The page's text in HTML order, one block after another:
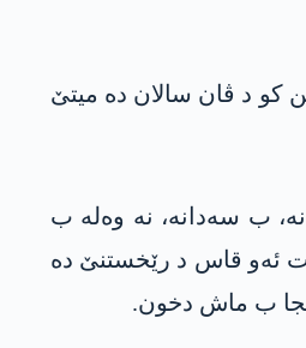
میتێ د ره‌فێن رێخستنێ ده‌ نه‌كن، ئه‌مێ به‌حسا 4 سالێن داوین بكن كو د ڤان سالان ده‌ میتێ
ب سه‌دانه‌، نه‌ وه‌له‌ ب
ئه‌و قاس د رێخستنێ ده‌
ب ماش دخون.